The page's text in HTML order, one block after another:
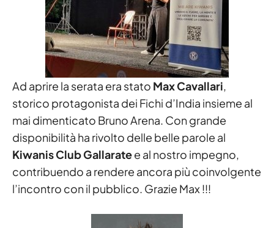
Ad aprire la serata era stato Max Cavallari,
storico protagonista dei Fichi d’India insieme al
mai dimenticato Bruno Arena. Con grande
disponibilità ha rivolto delle belle parole al
Kiwanis Club Gallaratee al nostro impegno,
contribuendo a rendere ancora più coinvolgente
l’incontro con il pubblico. Grazie Max !!!